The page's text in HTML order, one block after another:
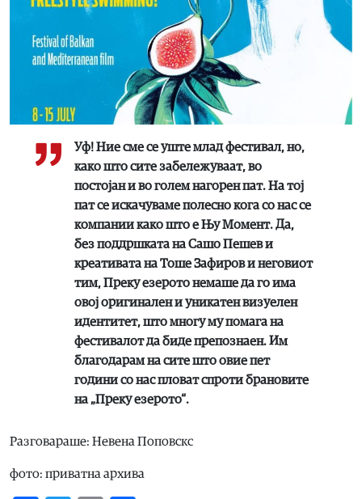
Уф! Ние сме се уште млад фестивал, но,
како што сите забележуваат, во
постојан и во голем нагорен пат. На тој
пат се искачуваме полесно кога со нас се
компании како што е Њу Момент. Да,
без поддршката на Сашо Пешев и
креативата на Тоше Зафиров и неговиот
тим, Преку езерото немаше да го има
овој оригинален и уникатен визуелен
идентитет, што многу му помага на
фестивалот да биде препознаен. Им
благодарам на сите што овие пет
години со нас пловат спроти брановите
на „Преку езерото“.
Разговараше: Невена Поповскс
фото: приватна архива